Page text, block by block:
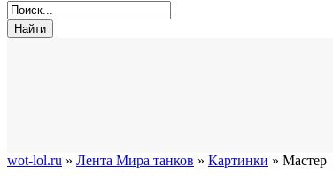
wot-lol.ru » Лента Мира танков » Картинки » Мастер